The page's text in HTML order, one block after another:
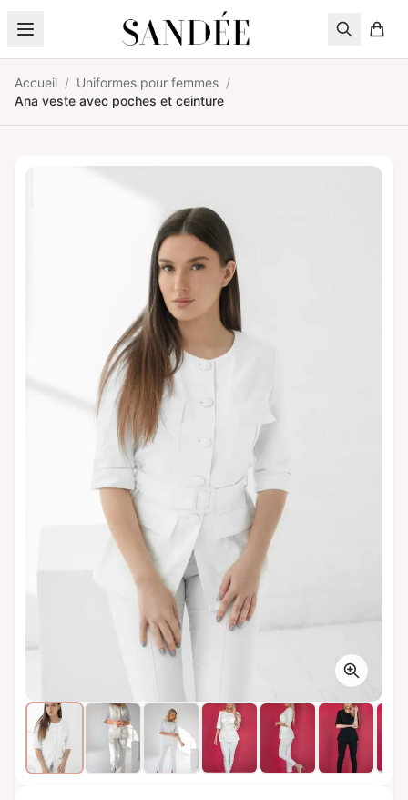
Aller au contenu
Accueil / Uniformes pour femmes /
Ana veste avec poches et ceinture